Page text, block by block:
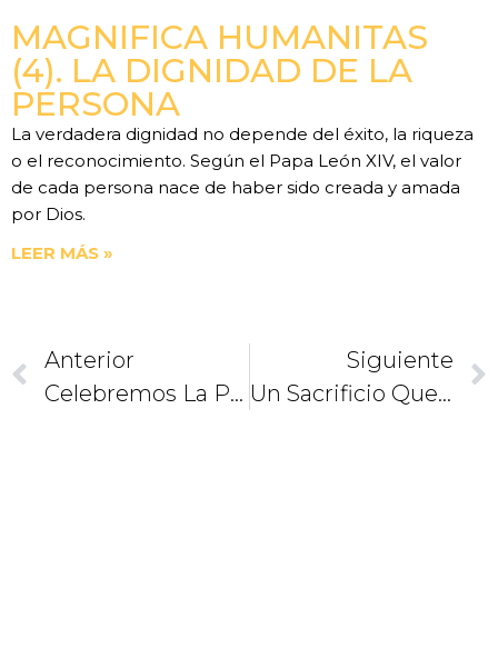
MAGNIFICA HUMANITAS
(4). LA DIGNIDAD DE LA
PERSONA
La verdadera dignidad no depende del éxito, la riqueza
o el reconocimiento. Según el Papa León XIV, el valor
de cada persona nace de haber sido creada y amada
por Dios.
LEER MÁS »
Anterior
Celebremos La Pascua En Familia
Siguiente
Un Sacrificio Que Libera. ¿Soy Un Esclavo Agradecido?